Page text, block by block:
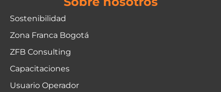
Sostenibilidad
Zona Franca Bogotá
ZFB Consulting
Capacitaciones
Usuario Operador